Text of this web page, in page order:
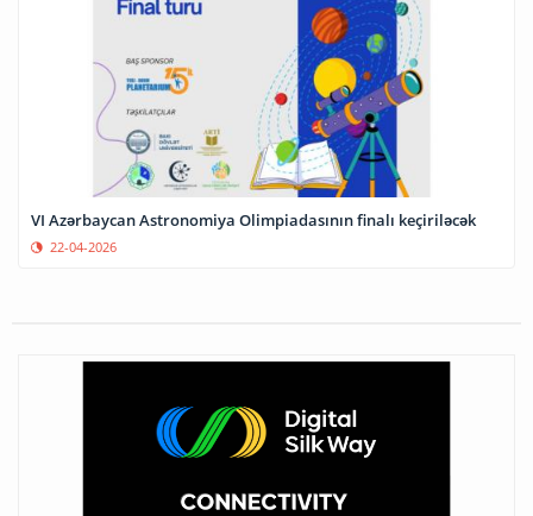
VI Azərbaycan Astronomiya Olimpiadasının finalı keçiriləcək
22-04-2026